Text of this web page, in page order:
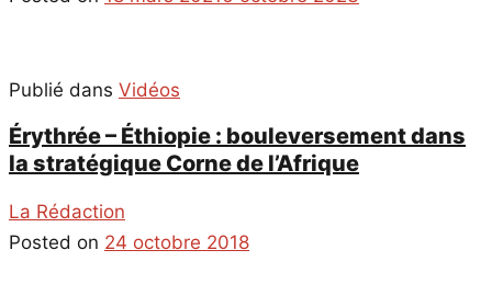
Publié dans Vidéos
Érythrée – Éthiopie : bouleversement dans
la stratégique Corne de l’Afrique
La Rédaction
Posted on 24 octobre 2018